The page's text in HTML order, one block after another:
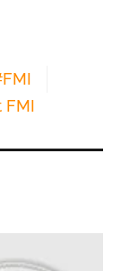
FMI
FMI